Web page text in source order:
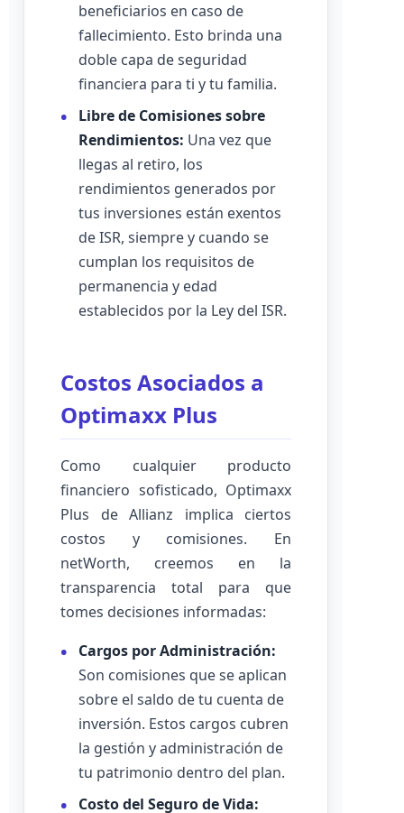
beneficiarios en caso de
fallecimiento. Esto brinda una
doble capa de seguridad
financiera para ti y tu familia.
Libre de Comisiones sobre
Rendimientos: Una vez que
llegas al retiro, los
rendimientos generados por
tus inversiones están exentos
de ISR, siempre y cuando se
cumplan los requisitos de
permanencia y edad
establecidos por la Ley del ISR.
Costos Asociados a
Optimaxx Plus
Como cualquier producto
financiero sofisticado, Optimaxx
Plus de Allianz implica ciertos
costos y comisiones. En
netWorth, creemos en la
transparencia total para que
tomes decisiones informadas:
Cargos por Administración:
Son comisiones que se aplican
sobre el saldo de tu cuenta de
inversión. Estos cargos cubren
la gestión y administración de
tu patrimonio dentro del plan.
Costo del Seguro de Vida: